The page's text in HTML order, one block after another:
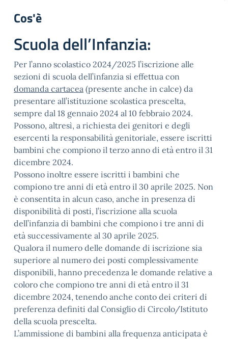
Cos'è
Scuola dell’Infanzia:
Per l’anno scolastico 2024/2025 l’iscrizione alle
sezioni di scuola dell’infanzia si effettua con
domanda cartacea (presente anche in calce) da
presentare all’istituzione scolastica prescelta,
sempre dal 18 gennaio 2024 al 10 febbraio 2024.
Possono, altresì, a richiesta dei genitori e degli
esercenti la responsabilità genitoriale, essere iscritti
bambini che compiono il terzo anno di età entro il 31
dicembre 2024.
Possono inoltre essere iscritti i bambini che
compiono tre anni di età entro il 30 aprile 2025. Non
è consentita in alcun caso, anche in presenza di
disponibilità di posti, l’iscrizione alla scuola
dell’infanzia di bambini che compiono i tre anni di
età successivamente al 30 aprile 2025.
Qualora il numero delle domande di iscrizione sia
superiore al numero dei posti complessivamente
disponibili, hanno precedenza le domande relative a
coloro che compiono tre anni di età entro il 31
dicembre 2024, tenendo anche conto dei criteri di
preferenza definiti dal Consiglio di Circolo/Istituto
della scuola prescelta.
L’ammissione di bambini alla frequenza anticipata è